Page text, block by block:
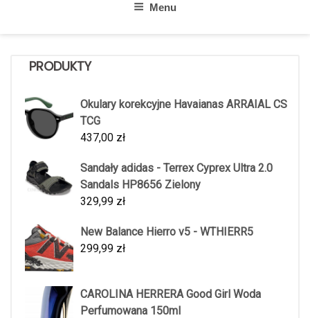
Menu
PRODUKTY
Okulary korekcyjne Havaianas ARRAIAL CS
TCG
437,00 zł
Sandały adidas - Terrex Cyprex Ultra 2.0
Sandals HP8656 Zielony
329,99 zł
New Balance Hierro v5 - WTHIERR5
299,99 zł
CAROLINA HERRERA Good Girl Woda
Perfumowana 150ml